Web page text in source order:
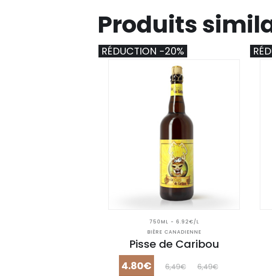
Produits
750ML - 6.92€/L
BIÈRE CANADIENNE
Pisse de Caribou
4.80€ 6,49€ 6,49€
RÉDUCTION -20%